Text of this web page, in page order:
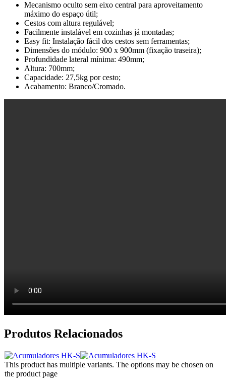
Mecanismo oculto sem eixo central para aproveitamento
máximo do espaço útil;
Cestos com altura regulável;
Facilmente instalável em cozinhas já montadas;
Easy fit: Instalação fácil dos cestos sem ferramentas;
Dimensões do módulo: 900 x 900mm (fixação traseira);
Profundidade lateral mínima: 490mm;
Altura: 700mm;
Capacidade: 27,5kg por cesto;
Acabamento: Branco/Cromado.
Produtos Relacionados
This product has multiple variants. The options may be chosen on
the product page